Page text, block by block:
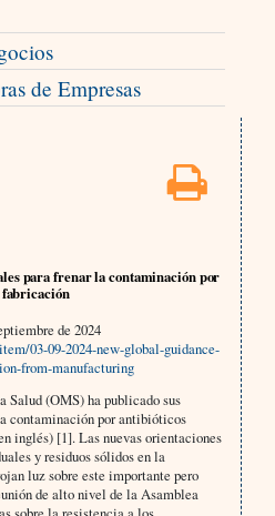
de Empresas
para frenar la contaminación por
de 2024
03-09-2024-new-global-guidance-
from-manufacturing
(OMS) ha publicado sus
contaminación por antibióticos
inglés) [1]. Las nuevas orientaciones
y residuos sólidos en la
luz sobre este importante pero
de alto nivel de la Asamblea